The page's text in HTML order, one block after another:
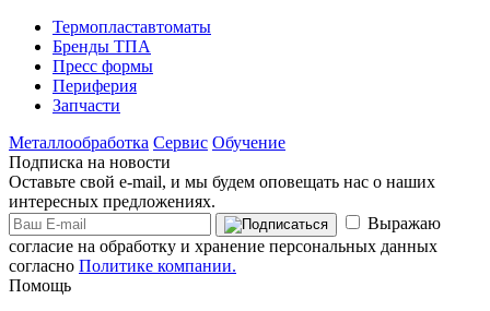
Термопластавтоматы
Бренды ТПА
Пресс формы
Периферия
Запчасти
Металлообработка Сервис Обучение
Подписка на новости
Оставьте свой e-mail, и мы будем оповещать нас о наших
интересных предложениях.
Выражаю
согласие на обработку и хранение персональных данных
согласно Политике компании.
Помощь